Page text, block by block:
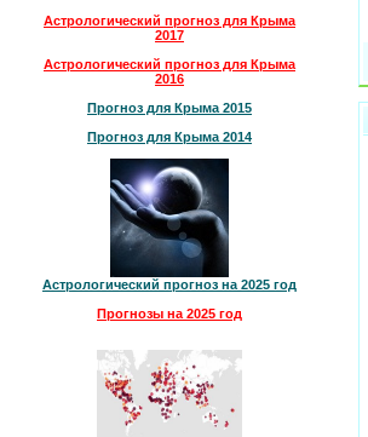
Астрологический прогноз для Крыма
2017
Астрологический прогноз для Крыма
2016
Прогноз для Крыма 2015
Прогноз для Крыма 2014
Астрологический прогноз на 2025 год
Прогнозы на 2025 год